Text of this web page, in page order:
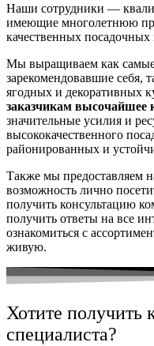
Наши сотрудники —
имеющие многолетнюю
качественных посадочных
Мы выращиваем как
зарекомендовавшие себя,
ягодных и декоративных
заказчикам высочайшее
значительные усилия и
высококачественного
районированных и
Также мы предоставляем
возможность лично
получить консультацию
получить ответы на все
ознакомиться с
живую.
Хотите получить
специалиста?